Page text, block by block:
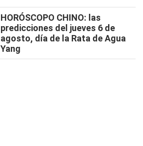
HORÓSCOPO CHINO: las
predicciones del jueves 6 de
agosto, día de la Rata de Agua
Yang